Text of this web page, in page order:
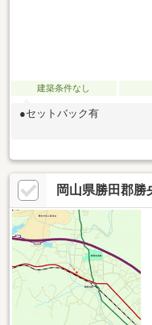
建築条件なし
●セットバック有
岡山県勝田郡勝